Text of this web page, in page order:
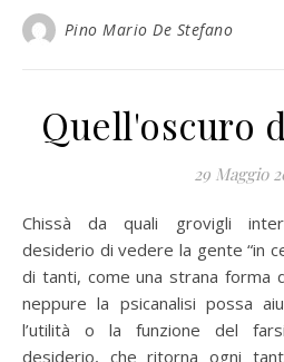
Pino Mario De Stefano
Quell'oscuro
29 Maggio
Chissà da quali grovigli interiori nasce quell’oscuro
desiderio di vedere la gente “in
di tanti, come una strana forma
neppure la psicanalisi possa
l’utilità o la funzione del
desiderio, che ritorna ogni